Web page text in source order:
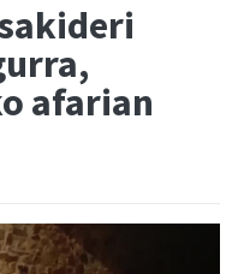
afarian